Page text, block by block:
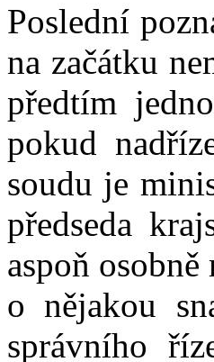
Poslední
na začátku
předtím
pokud
soudu je
předseda
aspoň
o nějakou
správního